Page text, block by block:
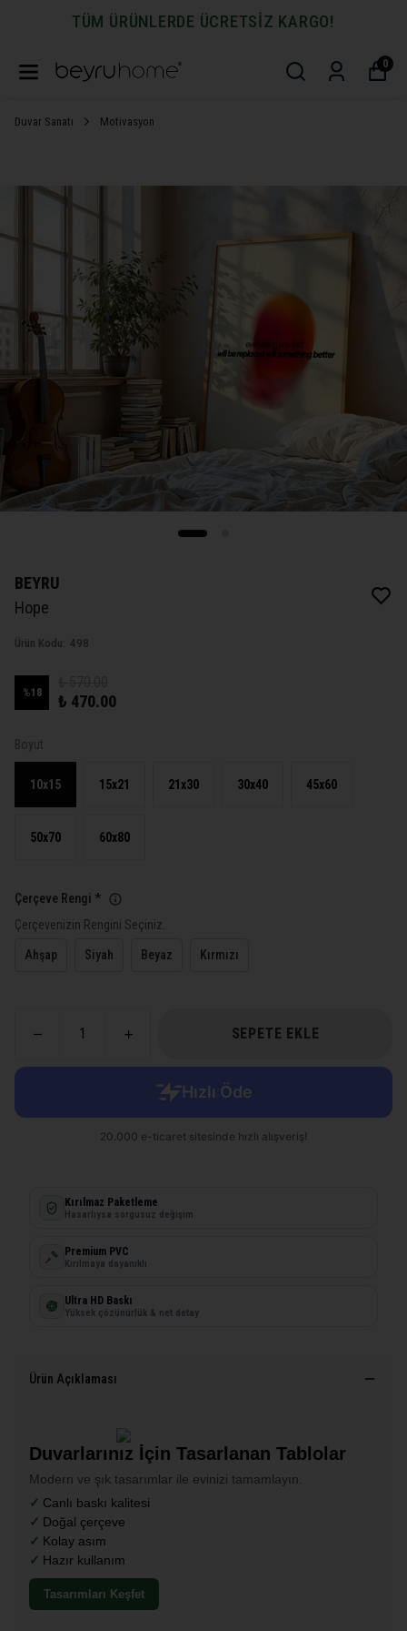
TÜM ÜRÜNLERDE ÜCRETSİZ KARGO!
0
Duvar Sanatı Motivasyon
BEYRU
Hope
Ürün Kodu: 498
%18 ₺ 470.00
Boyut
10x15 15x21 21x30 30x40 45x60
50x70 60x80
Çerçeve Rengi *
Çerçevenizin Rengini Seçiniz.
Ahşap Siyah Beyaz Kırmızı
SEPETE EKLE
Kırılmaz Paketleme
Hasarlıysa sorgusuz değişim
Premium PVC
Kırılmaya dayanıklı
Ultra HD Baskı
Yüksek çözünürlük & net detay
Ürün Açıklaması
Duvarlarınız İçin Tasarlanan Tablolar
Modern ve şık tasarımlar ile evinizi tamamlayın.
Canlı baskı kalitesi
Doğal çerçeve
Kolay asım
Hazır kullanım
Tasarımları Keşfet